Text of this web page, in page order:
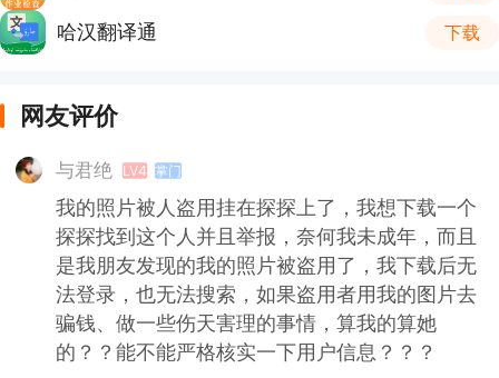
哈汉翻译通 下载
网友评价
与君绝 LV4 掌门
我的照片被人盗用挂在探探上了，我想下载一个
探探找到这个人并且举报，奈何我未成年，而且
是我朋友发现的我的照片被盗用了，我下载后无
法登录，也无法搜索，如果盗用者用我的图片去
骗钱、做一些伤天害理的事情，算我的算她
的？？能不能严格核实一下用户信息？？？